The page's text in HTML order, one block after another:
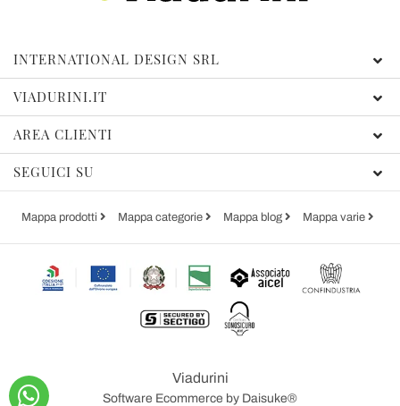
INTERNATIONAL DESIGN SRL
VIADURINI.IT
AREA CLIENTI
SEGUICI SU
Mappa prodotti Mappa categorie Mappa blog Mappa varie
Viadurini
Software Ecommerce by Daisuke®